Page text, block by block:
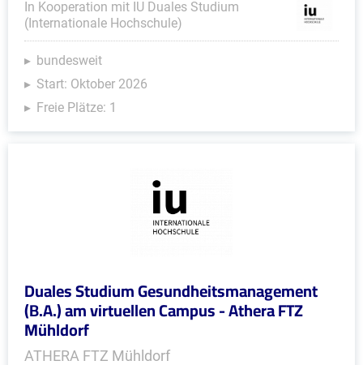
In Kooperation mit IU Duales Studium
(Internationale Hochschule)
bundesweit
Start: Oktober 2026
Freie Plätze: 1
Duales Studium Gesundheitsmanagement
(B.A.) am virtuellen Campus - Athera FTZ
Mühldorf
ATHERA FTZ Mühldorf